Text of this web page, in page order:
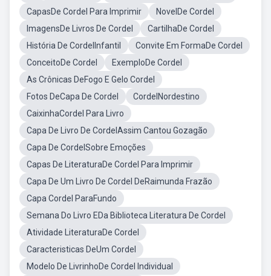
CapasDe Cordel Para Imprimir
NovelDe Cordel
ImagensDe Livros De Cordel
CartilhaDe Cordel
História De CordelInfantil
Convite Em FormaDe Cordel
ConceitoDe Cordel
ExemploDe Cordel
As Crônicas DeFogo E Gelo Cordel
Fotos DeCapa De Cordel
CordelNordestino
CaixinhaCordel Para Livro
Capa De Livro De CordelAssim Cantou Gozagão
Capa De CordelSobre Emoções
Capas De LiteraturaDe Cordel Para Imprimir
Capa De Um Livro De Cordel DeRaimunda Frazão
Capa Cordel ParaFundo
Semana Do Livro EDa Biblioteca Literatura De Cordel
Atividade LiteraturaDe Cordel
Caracteristicas DeUm Cordel
Modelo De LivrinhoDe Cordel Individual